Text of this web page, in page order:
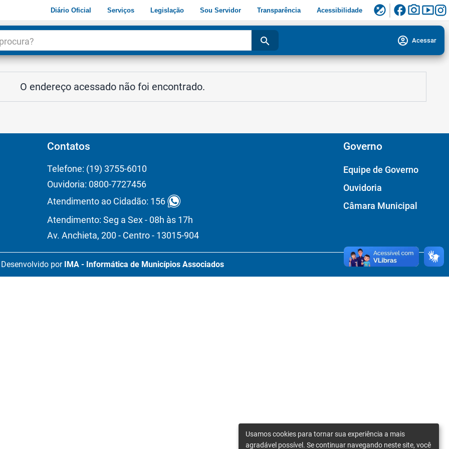
Diário Oficial Serviços Legislação Sou Servidor Transparência Acessibilidade flaky facebookphoto_camerasmart_display
search account_circle Acessar
O endereço acessado não foi encontrado.
Contatos
Telefone: (19) 3755-6010
Ouvidoria: 0800-7727456
Atendimento ao Cidadão: 156
Atendimento: Seg a Sex - 08h às 17h
Av. Anchieta, 200 - Centro - 13015-904
Governo
Equipe de Governo
Ouvidoria
Câmara Municipal
Desenvolvido por IMA - Informática de Municípios Associados
Usamos cookies para tornar sua experiência a mais
agradável possível. Se continuar navegando neste site, você